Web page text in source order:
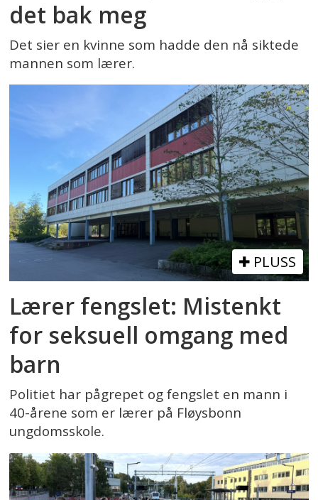
det bak meg
Det sier en kvinne som hadde den nå siktede
mannen som lærer.
PLUSS
Lærer fengslet: Mistenkt
for seksuell omgang med
barn
Politiet har pågrepet og fengslet en mann i
40-årene som er lærer på Fløysbonn
ungdomsskole.